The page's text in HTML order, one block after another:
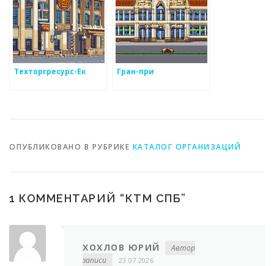
Техторгресурс-Ек Гран-при
ОПУБЛИКОВАНО В РУБРИКЕ КАТАЛОГ ОРГАНИЗАЦИЙ
1 КОММЕНТАРИЙ “КТМ СПБ”
ХОХЛОВ ЮРИЙ
Автор
записи
23.07.2026